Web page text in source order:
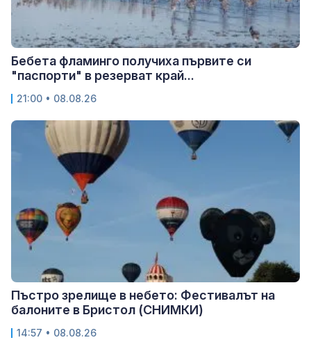
Бебета фламинго получиха първите си
"паспорти" в резерват край...
21:00 • 08.08.26
Пъстро зрелище в небето: Фестивалът на
балоните в Бристол (СНИМКИ)
14:57 • 08.08.26